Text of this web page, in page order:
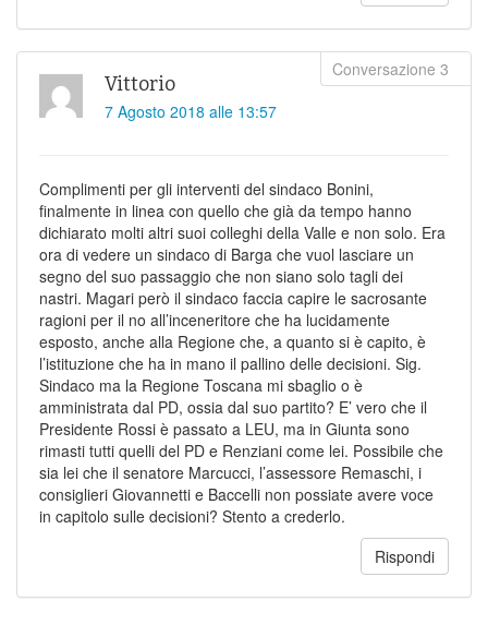
Vittorio
7 Agosto 2018 alle 13:57
Complimenti per gli interventi del sindaco Bonini,
finalmente in linea con quello che già da tempo hanno
dichiarato molti altri suoi colleghi della Valle e non solo. Era
ora di vedere un sindaco di Barga che vuol lasciare un
segno del suo passaggio che non siano solo tagli dei
nastri. Magari però il sindaco faccia capire le sacrosante
ragioni per il no all’inceneritore che ha lucidamente
esposto, anche alla Regione che, a quanto si è capito, è
l’istituzione che ha in mano il pallino delle decisioni. Sig.
Sindaco ma la Regione Toscana mi sbaglio o è
amministrata dal PD, ossia dal suo partito? E’ vero che il
Presidente Rossi è passato a LEU, ma in Giunta sono
rimasti tutti quelli del PD e Renziani come lei. Possibile che
sia lei che il senatore Marcucci, l’assessore Remaschi, i
consiglieri Giovannetti e Baccelli non possiate avere voce
in capitolo sulle decisioni? Stento a crederlo.
Rispondi